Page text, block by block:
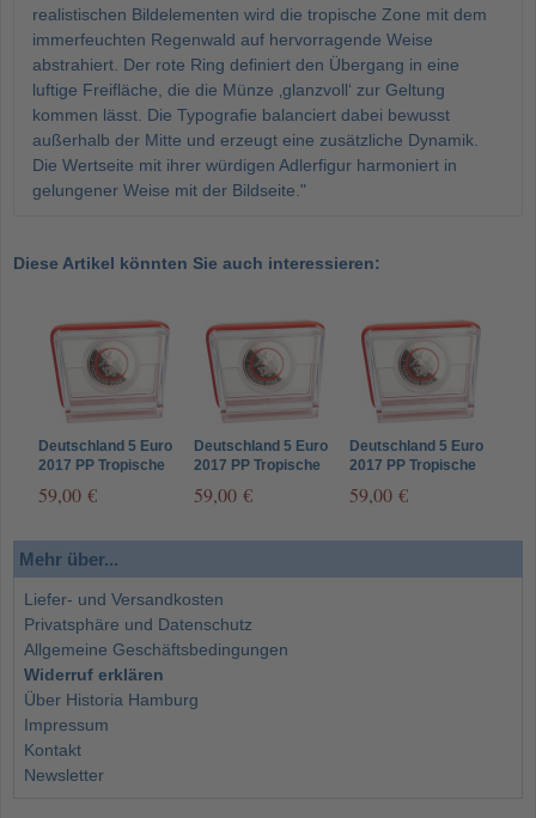
realistischen Bildelementen wird die tropische Zone mit dem
immerfeuchten Regenwald auf hervorragende Weise
abstrahiert. Der rote Ring definiert den Übergang in eine
luftige Freifläche, die die Münze ‚glanzvoll‘ zur Geltung
kommen lässt. Die Typografie balanciert dabei bewusst
außerhalb der Mitte und erzeugt eine zusätzliche Dynamik.
Die Wertseite mit ihrer würdigen Adlerfigur harmoniert in
gelungener Weise mit der Bildseite."
Diese Artikel könnten Sie auch interessieren:
Deutschland 5 Euro
2017 PP Tropische
59,00 €
Deutschland 5 Euro
2017 PP Tropische
59,00 €
Deutschland 5 Euro
2017 PP Tropische
59,00 €
Mehr über...
Liefer- und Versandkosten
Privatsphäre und Datenschutz
Allgemeine Geschäftsbedingungen
Widerruf erklären
Über Historia Hamburg
Impressum
Kontakt
Newsletter